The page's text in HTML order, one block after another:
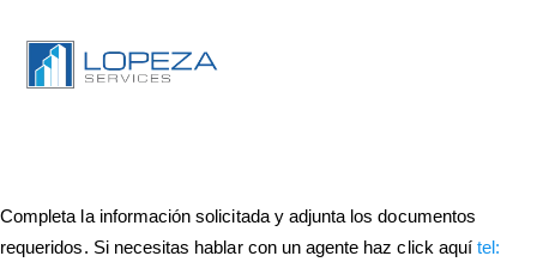
Completa la información solicitada y adjunta los documentos
requeridos. Si necesitas hablar con un agente haz click aquítel: